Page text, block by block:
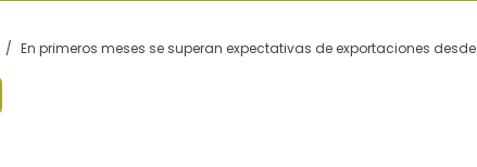
En primeros meses se superan expectativas de exportaciones